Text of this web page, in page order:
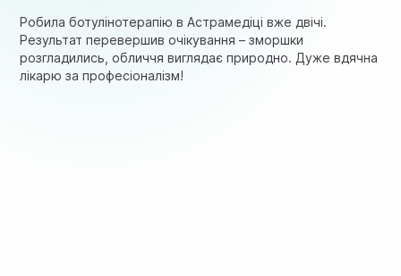
Робила ботулінотерапію в Астрамедіці вже двічі.
Результат перевершив очікування – зморшки
розгладились, обличчя виглядає природно. Дуже вдячна
лікарю за професіоналізм!